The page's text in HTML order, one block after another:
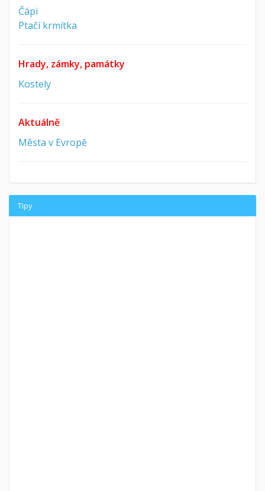
Čápi
Ptačí krmítka
Hrady, zámky, památky
Kostely
Aktuálně
Města v Evropě
Tipy